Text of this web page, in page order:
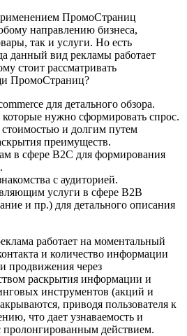
ПромоСтраниц
направлению бизнеса,
так и услуги. Но есть
данный вид рекламы работает
стоит рассматривать
ПромоСтраниц?
для детального обзора.
нужно сформировать спрос.
и долгим путем
преимуществ.
в сфере B2C для формирования
с аудиторией.
услуги в сфере B2B
и пр.) для детального описания
работает на моментальный
и количество информации
продвижения через
раскрытия информации и
инструментов (акций и
приводя пользователя к
что дает узнаваемость и
действием.